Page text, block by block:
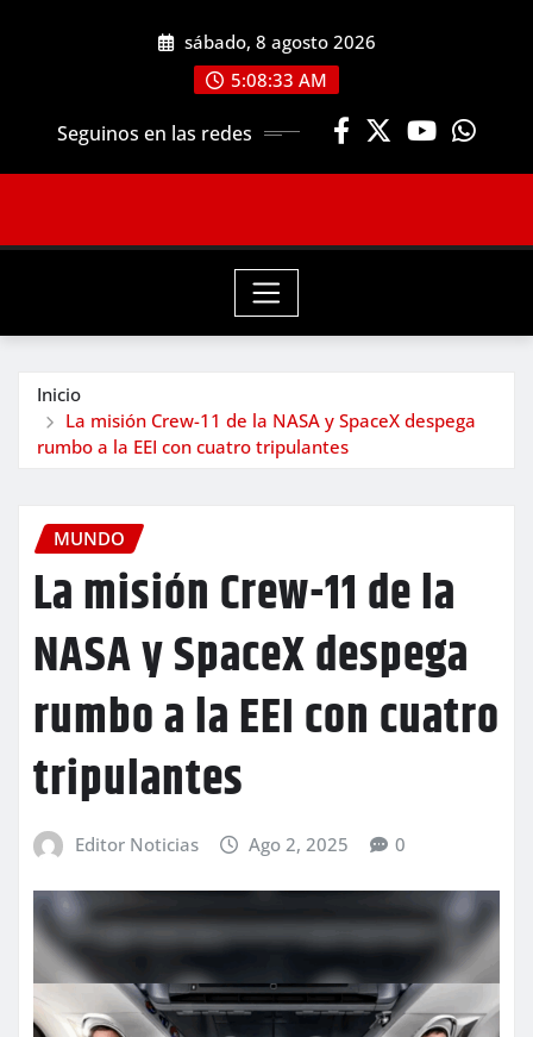
sábado, 8 agosto 2026
5:08:35 AM
Seguinos en las redes
Inicio
La misión Crew-11 de la NASA y SpaceX despega
rumbo a la EEI con cuatro tripulantes
MUNDO
La misión Crew-11 de la
NASA y SpaceX despega
rumbo a la EEI con cuatro
tripulantes
Editor Noticias Ago 2, 2025 0